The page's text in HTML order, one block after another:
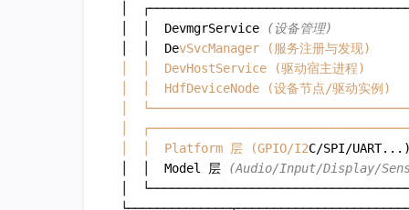
│
│  │  DevmgrService
(设备管理)
│  │  DevSvcManager (服务注册与发现)
│  │  DevHostService (驱动宿主进程)
│  │  HdfDeviceNode (设备节点/驱动实
│
│
│  │  Platform 层 (GPIO/I2C/SPI/
│  │  Model 层
(Audio/Input/Display/
│